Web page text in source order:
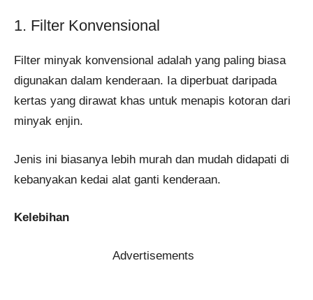
1. Filter Konvensional
Filter minyak konvensional adalah yang paling biasa
digunakan dalam kenderaan. Ia diperbuat daripada
kertas yang dirawat khas untuk menapis kotoran dari
minyak enjin.
Jenis ini biasanya lebih murah dan mudah didapati di
kebanyakan kedai alat ganti kenderaan.
Kelebihan
Advertisements